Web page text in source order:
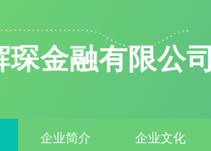
琛金融有限公司
企业简介 企业文化